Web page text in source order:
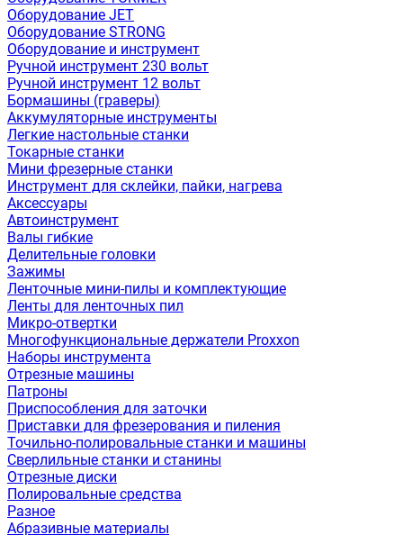
Оборудование JET
Оборудование STRONG
Оборудование и инструмент
Ручной инструмент 230 вольт
Ручной инструмент 12 вольт
Бормашины (граверы)
Аккумуляторные инструменты
Легкие настольные станки
Токарные станки
Мини фрезерные станки
Инструмент для склейки, пайки, нагрева
Аксессуары
Автоинструмент
Валы гибкие
Делительные головки
Зажимы
Ленточные мини-пилы и комплектующие
Ленты для ленточных пил
Микро-отвертки
Многофункциональные держатели Proxxon
Наборы инструмента
Отрезные машины
Патроны
Приспособления для заточки
Приставки для фрезерования и пиления
Точильно-полировальные станки и машины
Сверлильные станки и станины
Отрезные диски
Полировальные средства
Разное
Абразивные материалы